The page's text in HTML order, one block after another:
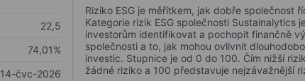
22,5
74,01%
14-čvc-2026
Riziko ESG je měřítkem, jak dobře společnost
Kategorie rizik ESG společnosti Sustainalytics
investorům identifikovat a pochopit finančně
společnosti a to, jak mohou ovlivnit
investic. Stupnice je od 0 do 100. Čím nižší
žádné riziko a 100 představuje nejzávažnější